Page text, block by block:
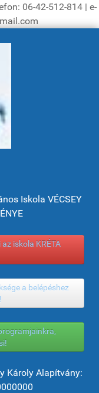
06-42-512-814 | e-
Iskola VÉCSEY
iskola KRÉTA
a belépéshez
Károly Alapítvány: